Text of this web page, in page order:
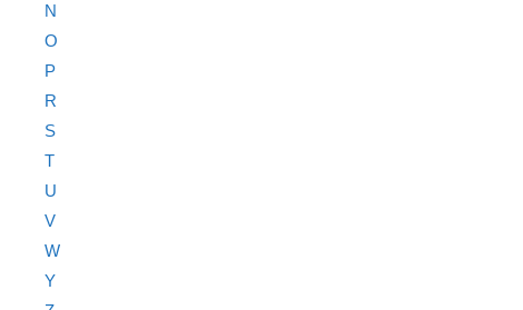
N
O
P
R
S
T
U
V
W
Y